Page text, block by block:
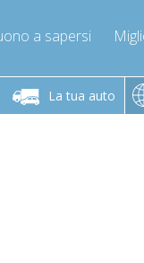
a sapersi
La tua auto
Lunedì-